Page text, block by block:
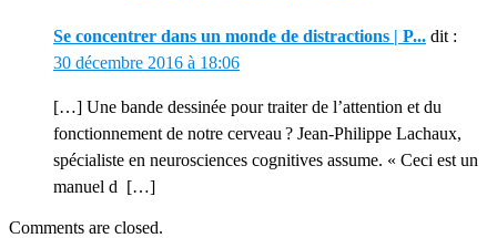
Se concentrer dans un monde de distractions | P... dit :
30 décembre 2016 à 18:06
[…] Une bande dessinée pour traiter de l’attention et du
fonctionnement de notre cerveau ? Jean-Philippe Lachaux,
spécialiste en neurosciences cognitives assume. « Ceci est un
manuel d […]
Comments are closed.